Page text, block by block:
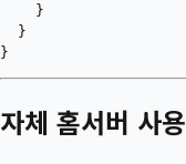
    }
  }
자체 홈서버 사용